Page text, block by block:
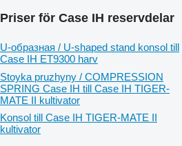
Priser för Case IH reservdelar
U-образная / U-shaped stand konsol till
Case IH ET9300 harv
Stoyka pruzhyny / COMPRESSION
SPRING Case IH till Case IH TIGER-
MATE II kultivator
Konsol till Case IH TIGER-MATE II
kultivator